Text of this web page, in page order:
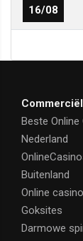
16/08
Beste Online
Nederland
Buitenland
Online
Goksites
Darmowe